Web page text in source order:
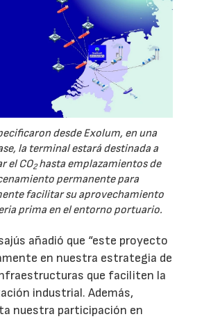
desde Exolum, en una
la terminal estará destinada a
el CO2hasta emplazamientos de
permanente para
facilitar su aprovechamiento
prima en el entorno portuario.
añadió que “este proyecto
en nuestra estrategia de
que faciliten la
industrial. Además,
nuestra participación en